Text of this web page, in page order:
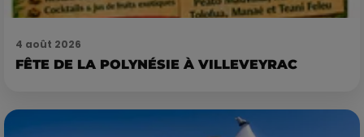
4 août 2026
FÊTE DE LA POLYNÉSIE À VILLEVEYRAC